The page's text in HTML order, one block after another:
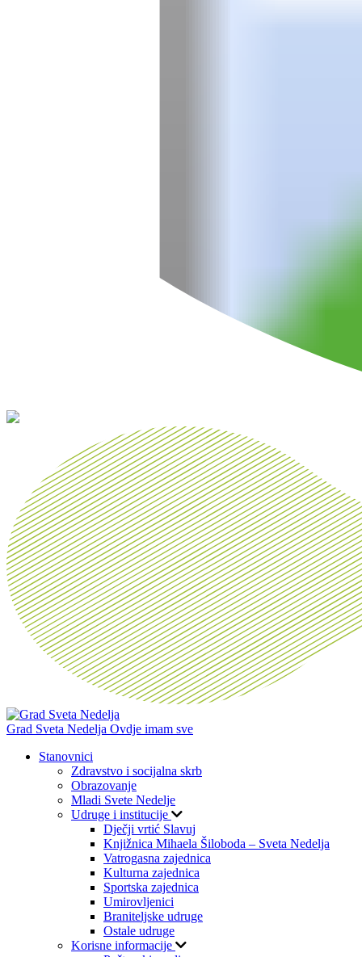
Grad Sveta Nedelja Ovdje imam sve
Stanovnici
Zdravstvo i socijalna skrb
Obrazovanje
Mladi Svete Nedelje
Udruge i institucije
Dječji vrtić Slavuj
Knjižnica Mihaela Šiloboda – Sveta Nedelja
Vatrogasna zajednica
Kulturna zajednica
Sportska zajednica
Umirovljenici
Braniteljske udruge
Ostale udruge
Korisne informacije